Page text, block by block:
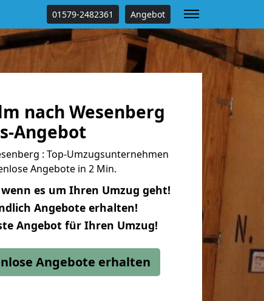
01579-2482361 Angebot
nach Wesenberg
Angebot
: Top-Umzugsunternehmen
Angebote in 2 Min.
es um Ihren Umzug geht!
Angebote erhalten!
Angebot für Ihren Umzug!
Angebote erhalten